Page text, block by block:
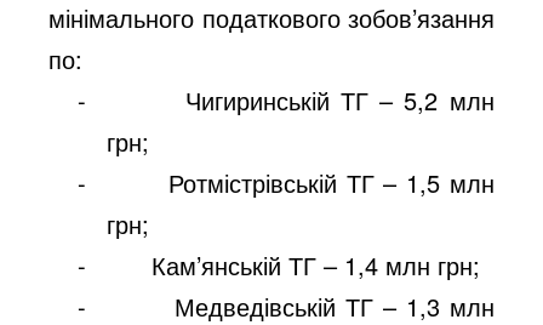
мінімального податкового зобов’язання
по:
-
Чигиринській ТГ – 5,2 млн
грн;
-
Ротмістрівській ТГ – 1,5 млн
грн;
-
Кам’янській ТГ – 1,4 млн грн;
-
Медведівській ТГ – 1,3 млн